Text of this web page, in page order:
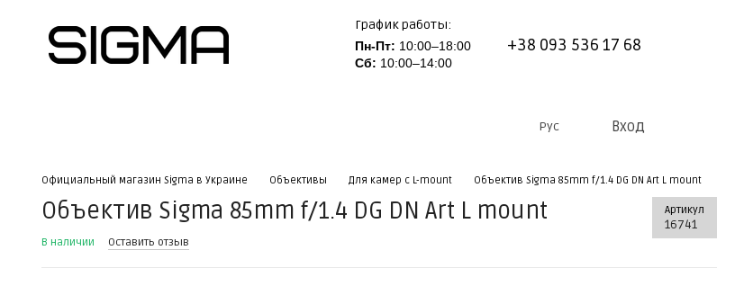
График работы:
Пн-Пт: 10:00–18:00
Сб: 10:00–14:00
+38 093 536 17 68
Рус Вход
Официальный магазин Sigma в Украине Объективы Для камер c L-mount Объектив Sigma 85mm f/1.4 DG DN Art L mount
Объектив Sigma 85mm f/1.4 DG DN Art L mount Артикул
16741
В наличии Оставить отзыв